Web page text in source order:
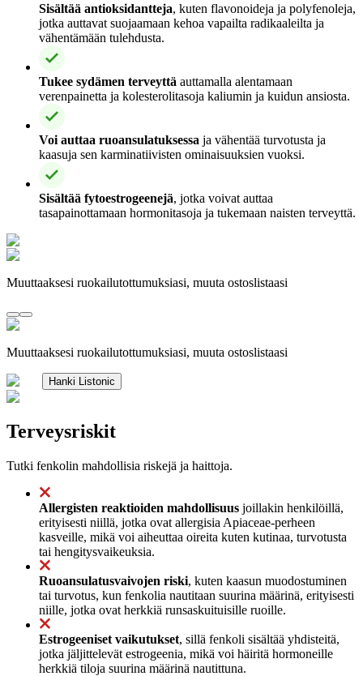
Sisältää antioksidantteja, kuten flavonoideja ja polyfenoleja,
jotka auttavat suojaamaan kehoa vapailta radikaaleilta ja
vähentämään tulehdusta.
Tukee sydämen terveyttä auttamalla alentamaan
verenpainetta ja kolesterolitasoja kaliumin ja kuidun ansiosta.
Voi auttaa ruoansulatuksessa ja vähentää turvotusta ja
kaasuja sen karminatiivisten ominaisuuksien vuoksi.
Sisältää fytoestrogeenejä, jotka voivat auttaa
tasapainottamaan hormonitasoja ja tukemaan naisten terveyttä.
Muuttaaksesi ruokailutottumuksiasi, muuta ostoslistaasi
Muuttaaksesi ruokailutottumuksiasi, muuta ostoslistaasi
Hanki Listonic
Terveysriskit
Tutki fenkolin mahdollisia riskejä ja haittoja.
Allergisten reaktioiden mahdollisuus joillakin henkilöillä,
erityisesti niillä, jotka ovat allergisia Apiaceae-perheen
kasveille, mikä voi aiheuttaa oireita kuten kutinaa, turvotusta
tai hengitysvaikeuksia.
Ruoansulatusvaivojen riski, kuten kaasun muodostuminen
tai turvotus, kun fenkolia nautitaan suurina määrinä, erityisesti
niille, jotka ovat herkkiä runsaskuituisille ruoille.
Estrogeeniset vaikutukset, sillä fenkoli sisältää yhdisteitä,
jotka jäljittelevät estrogeenia, mikä voi häiritä hormoneille
herkkiä tiloja suurina määrinä nautittuna.